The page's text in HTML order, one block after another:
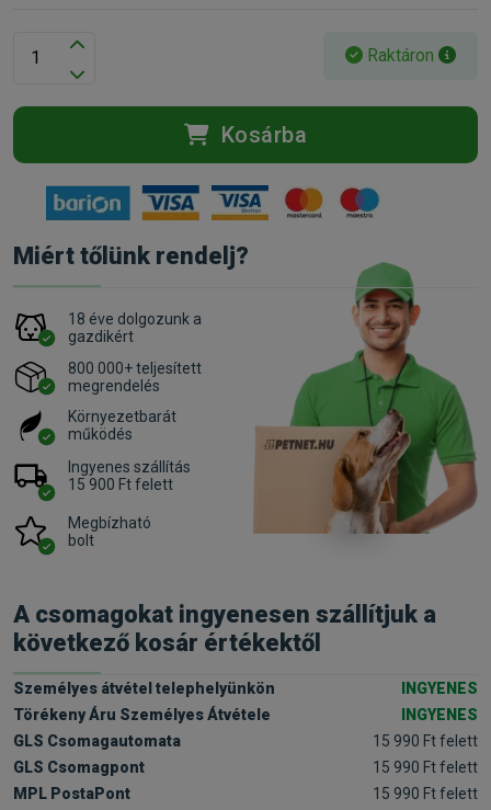
Raktáron
Kosárba
Miért tőlünk rendelj?
18 éve dolgozunk a
gazdikért
800 000+ teljesített
megrendelés
Környezetbarát
működés
Ingyenes szállítás
15 900 Ft felett
Megbízható
bolt
A csomagokat ingyenesen szállítjuk a
következő kosár értékektől
Személyes átvétel telephelyünkön
INGYENES
Törékeny Áru Személyes Átvétele
INGYENES
GLS Csomagautomata
15 990 Ft felett
GLS Csomagpont
15 990 Ft felett
MPL PostaPont
15 990 Ft felett